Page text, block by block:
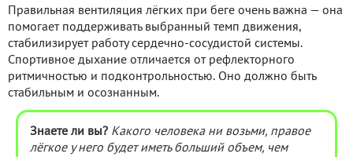
Правильная вентиляция лёгких при беге очень важна — она
помогает поддерживать выбранный темп движения,
стабилизирует работу сердечно-сосудистой системы.
Спортивное дыхание отличается от рефлекторного
ритмичностью и подконтрольностью. Оно должно быть
стабильным и осознанным.
Знаете ли вы? Какого человека ни возьми, правое
лёгкое у него будет иметь больший объем, чем